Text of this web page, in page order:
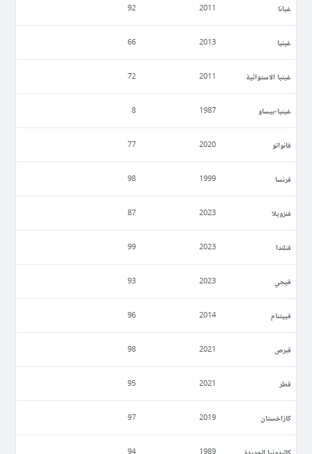
غيانا 2011
92
غينيا 2013
66
غينيا الاستوائية 2011
72
غينيا-بيساو 1987
8
فانواتو 2020
77
فرنسا 1999
98
فنزويلا 2023
87
فنلندا 2023
99
فيجي 2023
93
فييتنام 2014
96
قبرص 2021
98
قطر 2021
95
كازاخستان 2019
97
كاليدونيا الجديدة 1989
94